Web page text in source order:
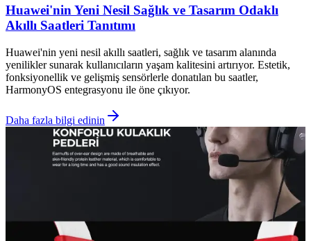
Huawei'nin Yeni Nesil Sağlık ve Tasarım Odaklı
Akıllı Saatleri Tanıtımı
Huawei'nin yeni nesil akıllı saatleri, sağlık ve tasarım alanında
yenilikler sunarak kullanıcıların yaşam kalitesini artırıyor. Estetik,
fonksiyonellik ve gelişmiş sensörlerle donatılan bu saatler,
HarmonyOS entegrasyonu ile öne çıkıyor.
Daha fazla bilgi edinin